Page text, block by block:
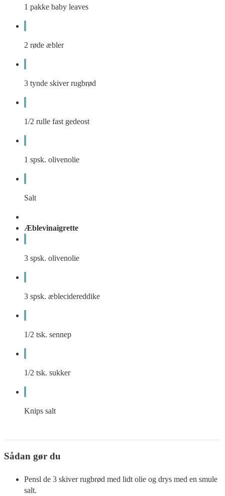
1 pakke baby leaves
2 røde æbler
3 tynde skiver rugbrød
1/2 rulle fast gedeost
1 spsk. olivenolie
Salt
Æblevinaigrette
3 spsk. olivenolie
3 spsk. æblecidereddike
1/2 tsk. sennep
1/2 tsk. sukker
Knips salt
Sådan gør du
Pensl de 3 skiver rugbrød med lidt olie og drys med en smule
salt.